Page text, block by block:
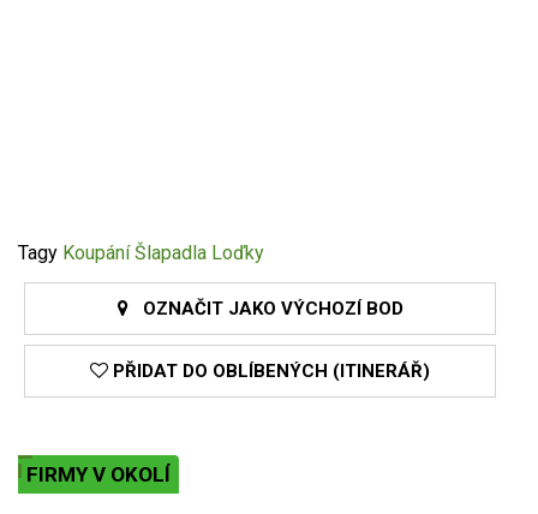
Tagy Koupání Šlapadla Loďky
OZNAČIT JAKO VÝCHOZÍ BOD
PŘIDAT DO OBLÍBENÝCH (ITINERÁŘ)
FIRMY V OKOLÍ